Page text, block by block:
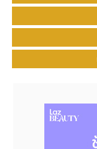
ที่งานเปิดตัวสุดยิ่
คอลเลกชันนี้แล
เซอร์ไพรส์แฟน ๆ
ความสุขและคว
ซัพพอร์ตศิลปินแ
สไตล์สโตร์ โดยแ
สัน ยังได้ร่วมชม
แฟนผู้โชคดี 20 ค